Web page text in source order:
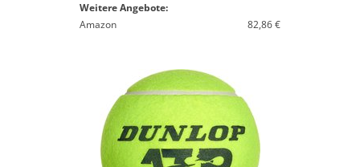
Weitere Angebote:
Amazon
82,86 €